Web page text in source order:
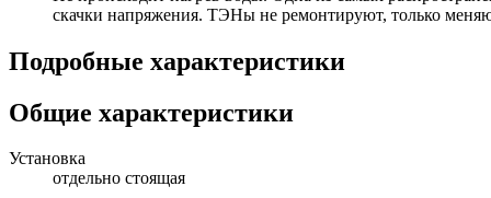
скачки напряжения. ТЭНы не ремонтируют, только
Подробные характеристики
Общие характеристики
Установка
отдельно стоящая